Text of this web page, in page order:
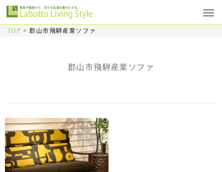
TOP >郡山市飛騨産業ソファ
郡山市飛騨産業ソファ